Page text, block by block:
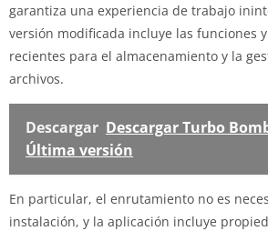
garantiza una experiencia de trabajo
versión modificada incluye las funciones
recientes para el almacenamiento y la
archivos.
Descargar Descargar Turbo
Última versión
En particular, el enrutamiento no es
instalación, y la aplicación incluye